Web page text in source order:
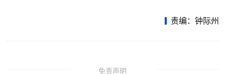
责编：钟际州
免责声明